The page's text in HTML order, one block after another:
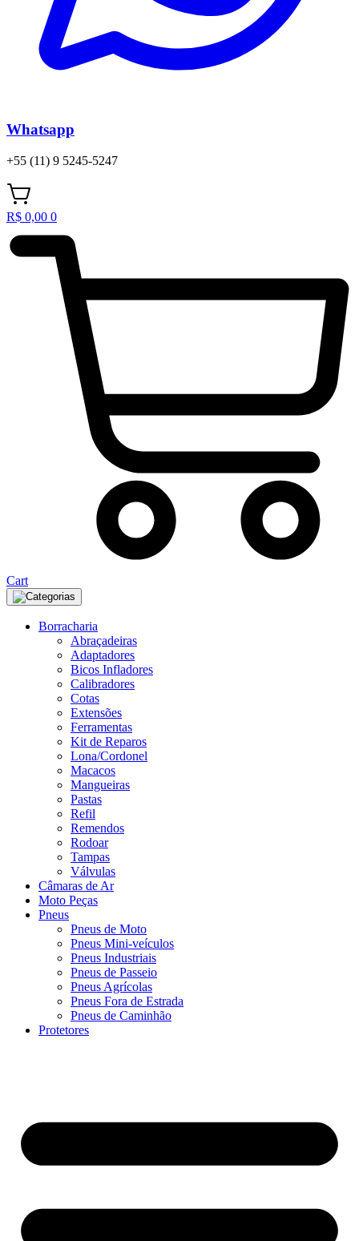
Whatsapp
+55 (11) 9 5245-5247
R$ 0,00 0
Cart
Categorias
Borracharia
Abraçadeiras
Adaptadores
Bicos Infladores
Calibradores
Cotas
Extensões
Ferramentas
Kit de Reparos
Lona/Cordonel
Macacos
Mangueiras
Pastas
Refil
Remendos
Rodoar
Tampas
Válvulas
Câmaras de Ar
Moto Peças
Pneus
Pneus de Moto
Pneus Mini-veículos
Pneus Industriais
Pneus de Passeio
Pneus Agrícolas
Pneus Fora de Estrada
Pneus de Caminhão
Protetores